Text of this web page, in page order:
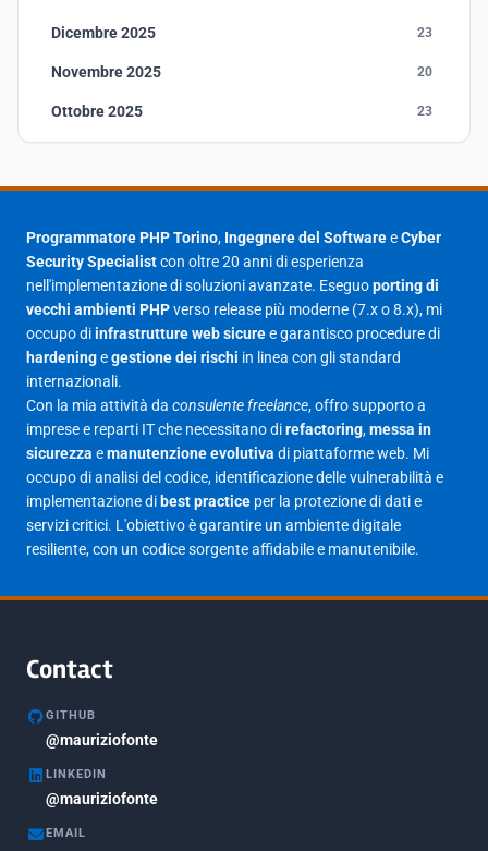
Dicembre 2025 23
Novembre 2025 20
Ottobre 2025 23
Agosto 2025 1
23
Giugno 2025
Maggio 2025 27
Aprile 2025
Marzo 2025
Febbraio 2025 17
Gennaio 2025
Giugno 2023
Maggio 2023
Agosto 2020
Marzo 2018
Febbraio 2018
Programmatore PHP Torino, Ingegnere del SoftwareeCyber
Security Specialistcon oltre 20 anni di esperienza
nell'implementazione di soluzioni avanzate. Eseguoporting di
vecchi ambienti PHPverso release più moderne (7.x o 8.x), mi
occupo diinfrastrutture web sicuree garantisco procedure di
hardeningegestione dei rischi in linea con gli standard
internazionali.
Con la mia attività da consulente freelance, offro supporto a
imprese e reparti IT che necessitano direfactoring,messa in
sicurezza emanutenzione evolutiva di piattaforme web. Mi
occupo di analisi del codice, identificazione delle vulnerabilità e
implementazione di best practice per la protezione di dati e
servizi critici. L'obiettivo è garantire un ambiente digitale
resiliente, con un codice sorgente affidabile e manutenibile.
Contact
GITHUB
@mauriziofonte
LINKEDIN
@mauriziofonte
EMAIL